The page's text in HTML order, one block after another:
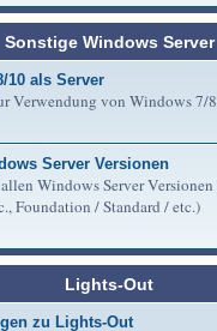
Sonstige Windows Server
10 als Server
Verwendung von Windows 7/
Server Versionen
Windows Server
Foundation / Standard / etc.)
Lights-Out
zu Lights-Out